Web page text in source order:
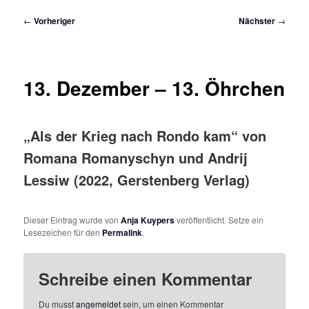
Beitragsnavigation
← Vorheriger Nächster →
13. Dezember – 13. Öhrchen
„Als der Krieg nach Rondo kam“ von
Romana Romanyschyn und Andrij
Lessiw (2022, Gerstenberg Verlag)
Dieser Eintrag wurde vonAnja Kuypersveröffentlicht. Setze ein
Lesezeichen für den Permalink.
Schreibe einen Kommentar
Du musstangemeldetsein, um einen Kommentar